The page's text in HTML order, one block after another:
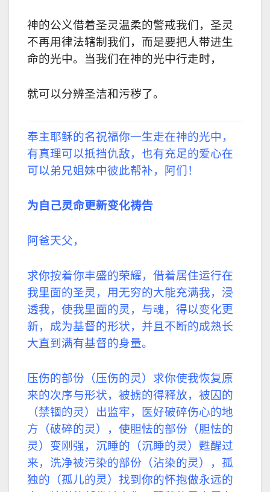
神的公义借着圣灵温柔的警戒我们，圣灵
不再用律法辖制我们，而是要把人带进生
命的光中。当我们在神的光中行走时，
就可以分辨圣洁和污秽了。
奉主耶稣的名祝福你一生走在神的光中，
有真理可以抵挡仇敌，也有充足的爱心在
可以弟兄姐妹中彼此帮补，阿们！
为自己灵命更新变化祷告
阿爸天父，
求你按着你丰盛的荣耀，借着居住运行在
我里面的圣灵，用无穷的大能充满我，浸
透我，使我里面的灵，与魂，得以变化更
新，成为基督的形状，并且不断的成熟长
大直到满有基督的身量。
压伤的部份（压伤的灵）求你使我恢复原
来的次序与形状，被掳的得释放，被囚的
（禁锢的灵）出监牢，医好破碎伤心的地
方（破碎的灵），使胆怯的部份（胆怯的
灵）变刚强，沉睡的（沉睡的灵）甦醒过
来，洗净被污染的部份（沾染的灵），孤
独的（孤儿的灵）找到你的怀抱做永远的